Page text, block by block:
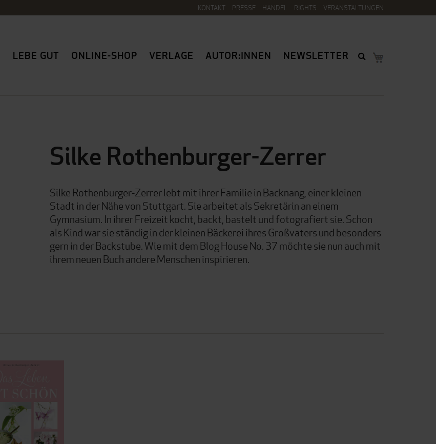
KONTAKT PRESSE HANDEL RIGHTS VERANSTALTUNGEN
LEBE GUT ONLINE-SHOP VERLAGE AUTOR:INNEN NEWSLETTER
Silke Rothenburger-Zerrer
Silke Rothenburger-Zerrer lebt mit ihrer Familie in Backnang, einer kleinen
Stadt in der Nähe von Stuttgart. Sie arbeitet als Sekretärin an einem
Gymnasium. In ihrer Freizeit kocht, backt, bastelt und fotografiert sie. Schon
als Kind war sie ständig in der kleinen Bäckerei ihres Großvaters und besonders
gern in der Backstube. Wie mit dem Blog House No. 37 möchte sie nun auch mit
ihrem neuen Buch andere Menschen inspirieren.